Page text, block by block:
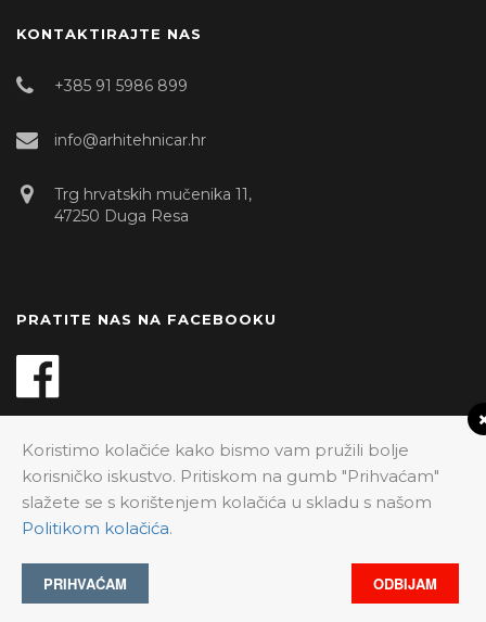
KONTAKTIRAJTE NAS
+385 91 5986 899
info@arhitehnicar.hr
Trg hrvatskih mučenika 11,
47250 Duga Resa
PRATITE NAS NA FACEBOOKU
Built with pride and caffeine by Aviva
Koristimo kolačiće kako bismo vam pružili bolje
korisničko iskustvo. Pritiskom na gumb "Prihvaćam"
slažete se s korištenjem kolačića u skladu s našom
Politikom kolačića.
PRIHVAĆAM ODBIJAM